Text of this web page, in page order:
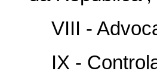
VIII -
IX -